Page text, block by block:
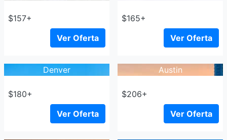
$157+
Ver Oferta
$165+
Ver Oferta
Denver
$180+
Ver Oferta
Austin
$206+
Ver Oferta